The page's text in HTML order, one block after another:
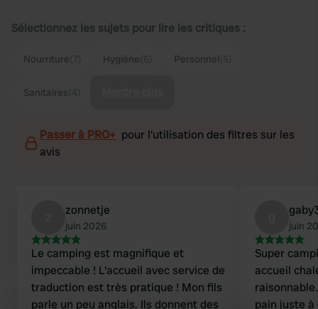
Sélectionnez les sujets pour lire les critiques :
Nourriture Hygiène Personnel
Sanitaires
Passer à PRO+ pour l'utilisation des filtres sur les
avis
zonnetje
juin 2026
Le camping est magnifique et
impeccable ! L'accueil avec service de
traduction est très pratique ! Mon fils
parle un peu anglais. Ils donnent des
juin
Super
accueil
pain juste à